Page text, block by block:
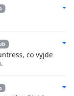
co vyjde